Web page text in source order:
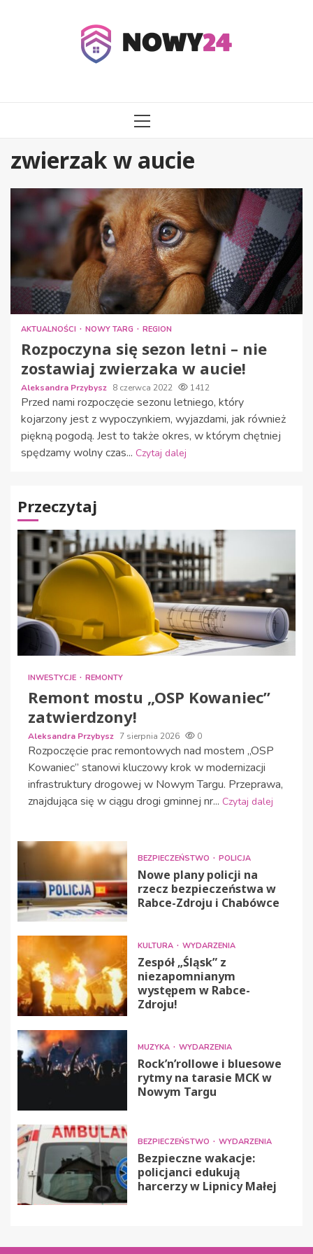
MENU
zwierzak w aucie
AKTUALNOŚCI NOWY TARG REGION
Rozpoczyna się sezon letni – nie
zostawiaj zwierzaka w aucie!
Aleksandra Przybysz 8 czerwca 2022 1412
Przed nami rozpoczęcie sezonu letniego, który
kojarzony jest z wypoczynkiem, wyjazdami, jak również
piękną pogodą. Jest to także okres, w którym chętniej
spędzamy wolny czas... Czytaj dalej
Przeczytaj
INWESTYCJE REMONTY
Remont mostu „OSP Kowaniec”
zatwierdzony!
Aleksandra Przybysz 7 sierpnia 2026 0
Rozpoczęcie prac remontowych nad mostem „OSP
Kowaniec” stanowi kluczowy krok w modernizacji
infrastruktury drogowej w Nowym Targu. Przeprawa,
znajdująca się w ciągu drogi gminnej nr... Czytaj dalej
BEZPIECZEŃSTWO POLICJA
Nowe plany policji na
rzecz bezpieczeństwa w
Rabce-Zdroju i Chabówce
KULTURA WYDARZENIA
Zespół „Śląsk” z
niezapomnianym
występem w Rabce-
Zdroju!
MUZYKA WYDARZENIA
Rock’n’rollowe i bluesowe
rytmy na tarasie MCK w
Nowym Targu
BEZPIECZEŃSTWO WYDARZENIA
Bezpieczne wakacje:
policjanci edukują
harcerzy w Lipnicy Małej